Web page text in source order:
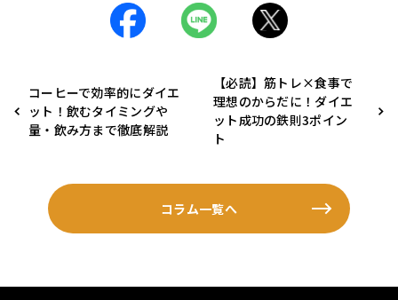
コーヒーで効率的にダイエ
ット！飲むタイミングや
量・飲み方まで徹底解説
【必読】筋トレ×食事で
理想のからだに！ダイエ
ット成功の鉄則3ポイン
ト
コラム一覧へ